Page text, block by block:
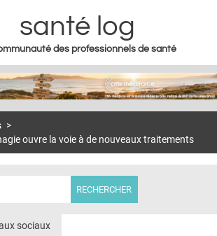
Jump to navigation
santé log
des professionnels de santé
SOIN À DOMICILE
>
ouvre la voie à de nouveaux traitements
sociaux